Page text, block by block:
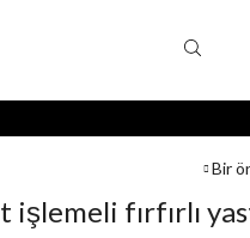
Bir
fırfırlı